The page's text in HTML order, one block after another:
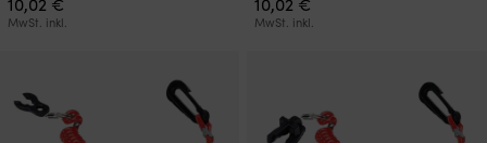
MwSt. inkl. MwSt. inkl.